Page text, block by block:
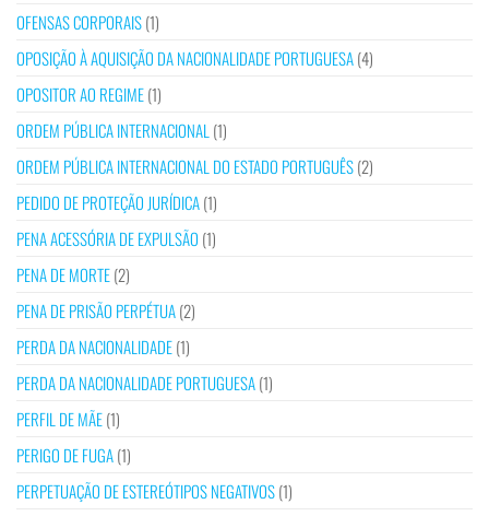
OFENSAS CORPORAIS(1)
OPOSIÇÃO À AQUISIÇÃO DA NACIONALIDADE PORTUGUESA(4)
OPOSITOR AO REGIME(1)
ORDEM PÚBLICA INTERNACIONAL (1)
ORDEM PÚBLICA INTERNACIONAL DO ESTADO PORTUGUÊS(2)
PEDIDO DE PROTEÇÃO JURÍDICA(1)
PENA ACESSÓRIA DE EXPULSÃO (1)
PENA DE MORTE(2)
PENA DE PRISÃO PERPÉTUA(2)
PERDA DA NACIONALIDADE(1)
PERDA DA NACIONALIDADE PORTUGUESA(1)
PERFIL DE MÃE(1)
PERIGO DE FUGA(1)
PERPETUAÇÃO DE ESTEREÓTIPOS NEGATIVOS(1)